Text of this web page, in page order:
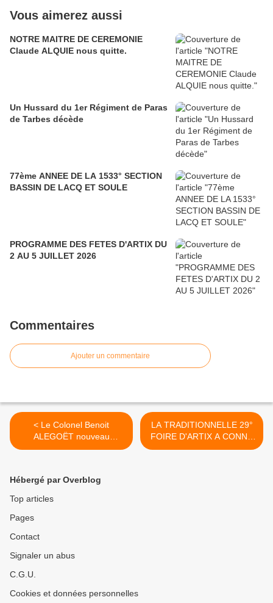
Vous aimerez aussi
NOTRE MAITRE DE CEREMONIE
Claude ALQUIE nous quitte.
Un Hussard du 1er Régiment de Paras
de Tarbes décède
77ème ANNEE DE LA 1533° SECTION
BASSIN DE LACQ ET SOULE
PROGRAMME DES FETES D'ARTIX DU
2 AU 5 JUILLET 2026
Commentaires
Ajouter un commentaire
< Le Colonel Benoit
ALEGOËT nouveau
commandant de
LA TRADITIONNELLE 29°
FOIRE D'ARTIX A CONNU
UN FRANC SUCCES. >
Hébergé par Overblog
Top articles
Pages
Contact
Signaler un abus
C.G.U.
Cookies et données personnelles